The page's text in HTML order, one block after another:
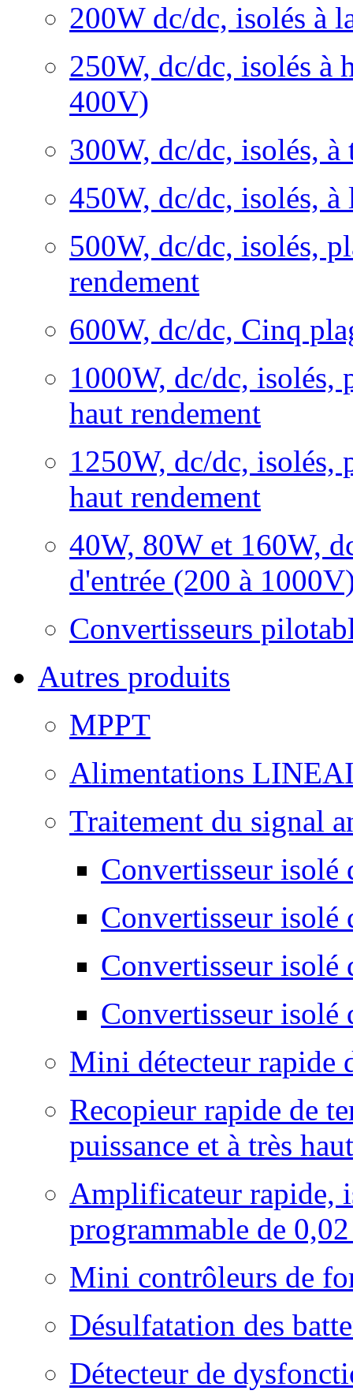
200W dc/dc, isolés à
250W, dc/dc, isolés à
400V)
300W, dc/dc, isolés, à
450W, dc/dc, isolés,
500W, dc/dc, isolés,
rendement
600W, dc/dc, Cinq
1000W, dc/dc, isolés,
haut rendement
1250W, dc/dc, isolés,
haut rendement
40W, 80W et 160W,
d'entrée (200 à
Convertisseurs
Autres produits
MPPT
Alimentations
Traitement du signal
Convertisseur isolé
Convertisseur isolé
Convertisseur isolé
Convertisseur isolé
Mini détecteur rapide
Recopieur rapide de
puissance et à très
Amplificateur rapide,
programmable de
Mini contrôleurs de
Désulfatation des
Détecteur de